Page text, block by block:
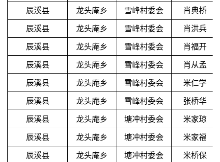
辰溪县
龙头庵乡 雪峰村委会
肖典桥
辰溪县
龙头庵乡 雪峰村委会
肖洪兵
辰溪县
龙头庵乡 雪峰村委会
肖福开
辰溪县
龙头庵乡 雪峰村委会
肖从孟
辰溪县
龙头庵乡 雪峰村委会
米仁学
辰溪县
龙头庵乡 雪峰村委会
张桥华
辰溪县
龙头庵乡 塘冲村委会
米家琼
辰溪县
龙头庵乡 塘冲村委会
米家福
辰溪县
龙头庵乡 塘冲村委会
米桥保